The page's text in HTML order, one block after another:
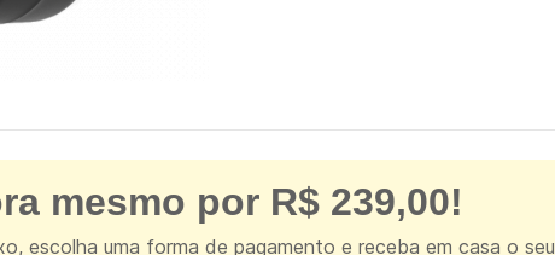
mesmo por R$ 239,00!
escolha uma forma de pagamento e receba em casa o seu